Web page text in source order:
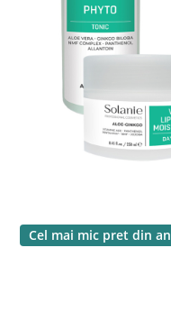
Cel mai mic pret din an